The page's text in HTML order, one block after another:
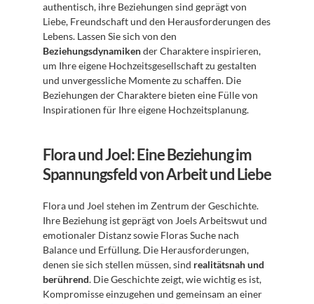
authentisch, ihre Beziehungen sind geprägt von
Liebe, Freundschaft und den Herausforderungen des
Beziehungsdynamiken der Charaktere inspirieren,
um Ihre eigene Hochzeitsgesellschaft zu gestalten
und unvergessliche Momente zu schaffen. Die
Beziehungen der Charaktere bieten eine Fülle von
Inspirationen für Ihre eigene Hochzeitsplanung.
Flora und Joel: Eine Beziehung im
Spannungsfeld von Arbeit und Liebe
Flora und Joel stehen im Zentrum der Geschichte.
Ihre Beziehung ist geprägt von Joels Arbeitswut und
emotionaler Distanz sowie Floras Suche nach
Balance und Erfüllung. Die Herausforderungen,
denen sie sich stellen müssen, sind realitätsnah und
berührend. Die Geschichte zeigt, wie wichtig es ist,
Kompromisse einzugehen und gemeinsam an einer